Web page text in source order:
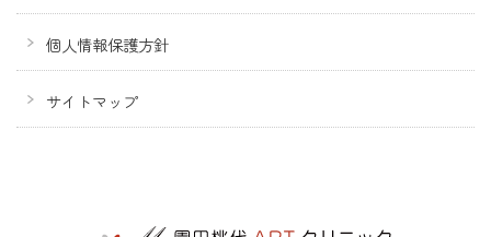
個人情報保護方針
サイトマップ